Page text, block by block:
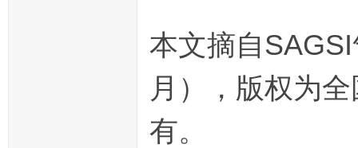
本文摘自
月），版权为
有。